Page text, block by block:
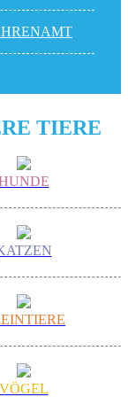
TIERE
VÖGEL